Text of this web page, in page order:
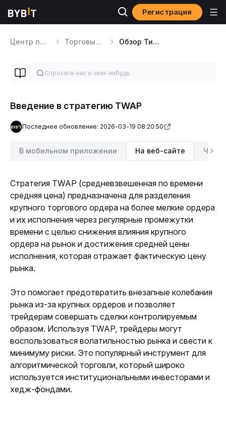
Регистрация
Центр помощи Торговые инструменты Обзор Типов Ордеров
Введение в стратегию TWAP
Последнее обновление: 2026-03-19 08:20:50
В мобильном приложении На веб-сайте
Стратегия TWAP (средневзвешенная по времени
средняя цена) предназначена для разделения
крупного торгового ордера на более мелкие ордера
и их исполнения через регулярные промежутки
времени с целью снижения влияния крупного
ордера на рынок и достижения средней цены
исполнения, которая отражает фактическую цену
рынка.
Это помогает предотвратить внезапные колебания
рынка из-за крупных ордеров и позволяет
трейдерам совершать сделки контролируемым
образом. Используя TWAP, трейдеры могут
воспользоваться волатильностью рынка и свести к
минимуму риски. Это популярный инструмент для
алгоритмической торговли, который широко
используется институциональными инвесторами и
хедж-фондами.